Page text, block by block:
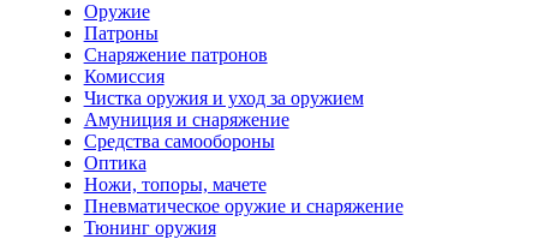
Оружие
Патроны
Снаряжение патронов
Комиссия
Чистка оружия и уход за оружием
Амуниция и снаряжение
Средства самообороны
Оптика
Ножи, топоры, мачете
Пневматическое оружие и снаряжение
Тюнинг оружия